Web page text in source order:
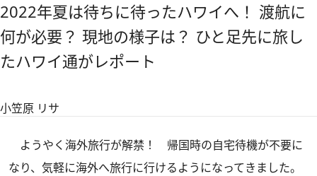
2022年夏は待ちに待ったハワイへ！ 渡航に
何が必要？ 現地の様子は？ ひと足先に旅し
たハワイ通がレポート
小笠原 リサ
ようやく海外旅行が解禁！ 帰国時の自宅待機が不要に
なり、気軽に海外へ旅行に行けるようになってきました。